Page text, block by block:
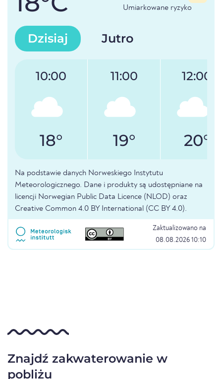
Umiarkowane ryzyko
Dzisiaj Jutro
10:00
18°
11:00
19°
12:00
20°
Na podstawie danych Norweskiego Instytutu
Meteorologicznego. Dane i produkty są udostępniane na
licencji Norwegian Public Data Licence (NLOD) oraz
Creative Common 4.0 BY International (CC BY 4.0).
Zaktualizowano na
08.08.2026 10:10
Znajdź zakwaterowanie w
pobliżu